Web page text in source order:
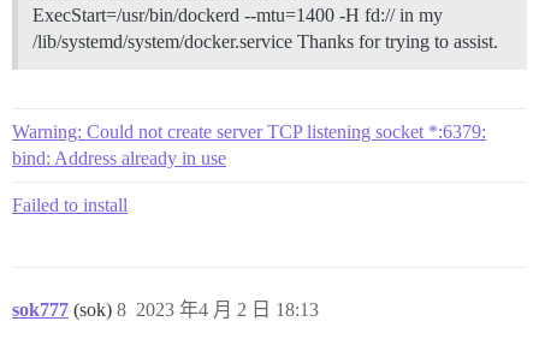
ExecStart=/usr/bin/dockerd --mtu=1400 -H fd:// in my
/lib/systemd/system/docker.service Thanks for trying to assist.
Warning: Could not create server TCP listening socket *:6379:
bind: Address already in use
Failed to install
sok777 (sok) 2023 年4 月 2 日 18:13
8